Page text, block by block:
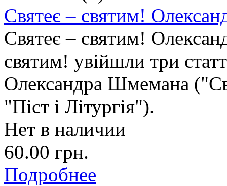
Святеє – святим!
Святеє – святим!
святим! увійшли три
Олександра Шмемана
"Піст і Літургія").
Нет в наличии
60.00 грн.
Подробнее